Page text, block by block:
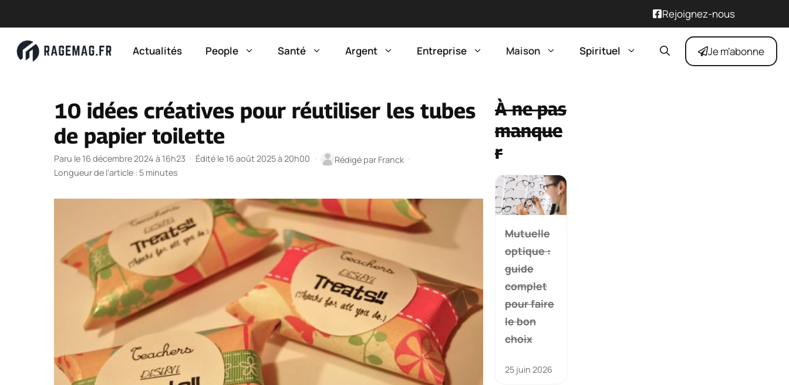
Rejoignez-nous
Actualités People Santé Argent Entreprise Maison Spirituel Je m'abonne
10 idées créatives pour réutiliser les tubes
de papier toilette
Paru le 16 décembre 2024 à 16h23 · Édité le 16 août 2025 à 20h00 · Rédigé par Franck ·
Longueur de l’article : 5 minutes
À ne pas
manque
r
Mutuelle
optique :
guide
complet
pour faire
le bon
choix
25 juin 2026